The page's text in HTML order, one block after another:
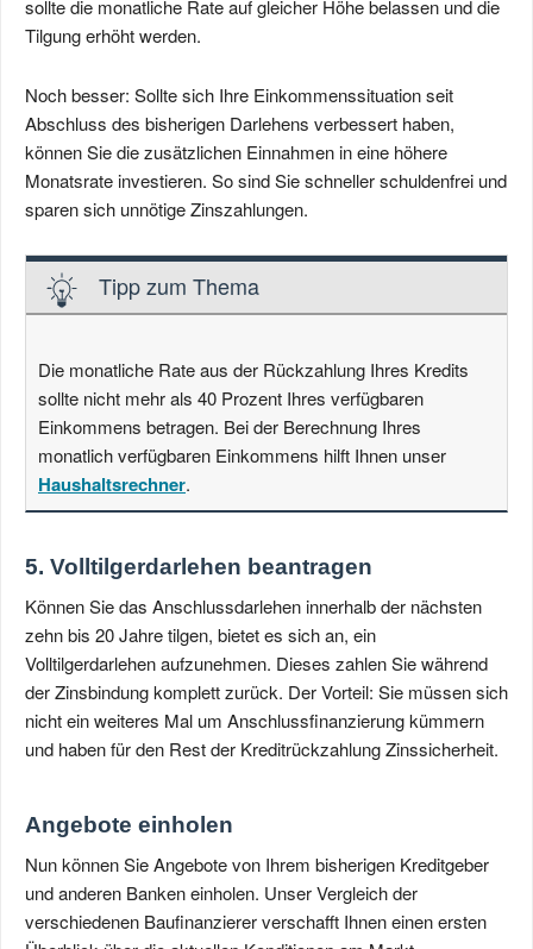
sollte die monatliche Rate auf gleicher Höhe belassen und die
Tilgung erhöht werden.
Noch besser: Sollte sich Ihre Einkommenssituation seit
Abschluss des bisherigen Darlehens verbessert haben,
können Sie die zusätzlichen Einnahmen in eine höhere
Monatsrate investieren. So sind Sie schneller schuldenfrei und
sparen sich unnötige Zinszahlungen.
Tipp zum Thema
Die monatliche Rate aus der Rückzahlung Ihres Kredits
sollte nicht mehr als 40 Prozent Ihres verfügbaren
Einkommens betragen. Bei der Berechnung Ihres
monatlich verfügbaren Einkommens hilft Ihnen unser
Haushaltsrechner.
5. Volltilgerdarlehen beantragen
Können Sie das Anschlussdarlehen innerhalb der nächsten
zehn bis 20 Jahre tilgen, bietet es sich an, ein
Volltilgerdarlehen aufzunehmen. Dieses zahlen Sie während
der Zinsbindung komplett zurück. Der Vorteil: Sie müssen sich
nicht ein weiteres Mal um Anschlussfinanzierung kümmern
und haben für den Rest der Kreditrückzahlung Zinssicherheit.
Angebote einholen
Nun können Sie Angebote von Ihrem bisherigen Kreditgeber
und anderen Banken einholen. Unser Vergleich der
verschiedenen Baufinanzierer verschafft Ihnen einen ersten